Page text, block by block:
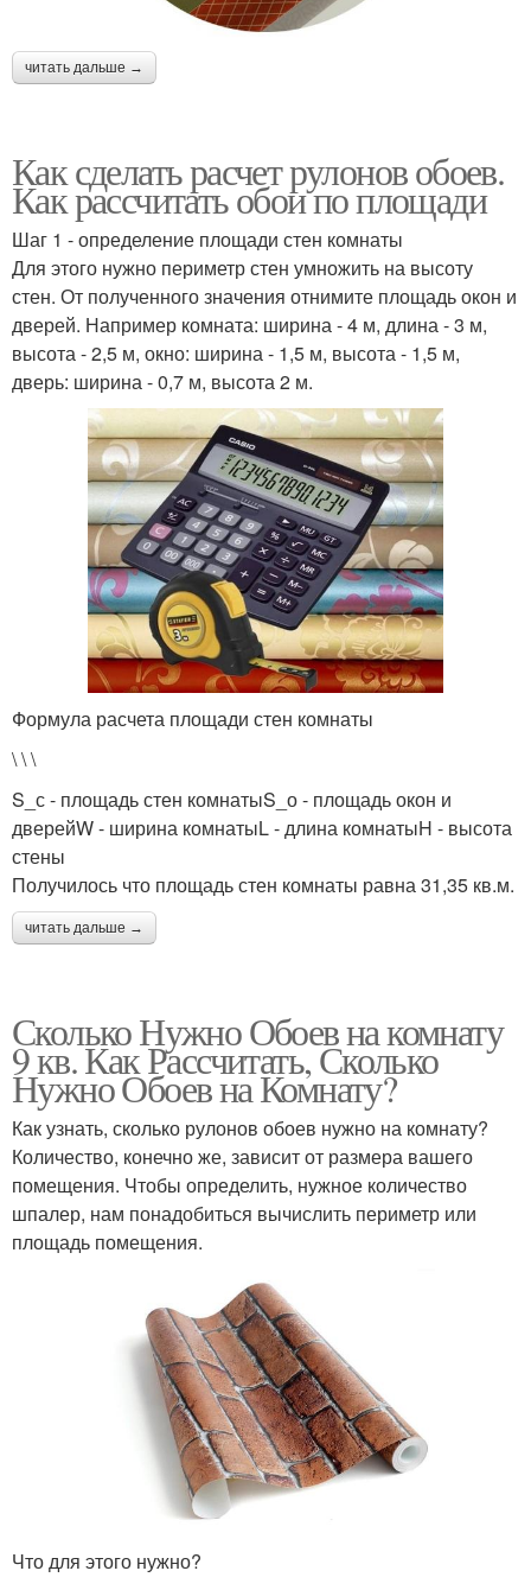
читать дальше →
Как сделать расчет рулонов обоев.
Как рассчитать обои по площади
Шаг 1 - определение площади стен комнаты
Для этого нужно периметр стен умножить на высоту
стен. От полученного значения отнимите площадь окон и
дверей. Например комната: ширина - 4 м, длина - 3 м,
высота - 2,5 м, окно: ширина - 1,5 м, высота - 1,5 м,
дверь: ширина - 0,7 м, высота 2 м.
Формула расчета площади стен комнаты
\ \ \
S_с - площадь стен комнатыS_о - площадь окон и
дверейW - ширина комнатыL - длина комнатыH - высота
стены
Получилось что площадь стен комнаты равна 31,35 кв.м.
читать дальше →
Сколько Нужно Обоев на комнату
9 кв. Как Рассчитать, Сколько
Нужно Обоев на Комнату?
Как узнать, сколько рулонов обоев нужно на комнату?
Количество, конечно же, зависит от размера вашего
помещения. Чтобы определить, нужное количество
шпалер, нам понадобиться вычислить периметр или
площадь помещения.
Что для этого нужно?